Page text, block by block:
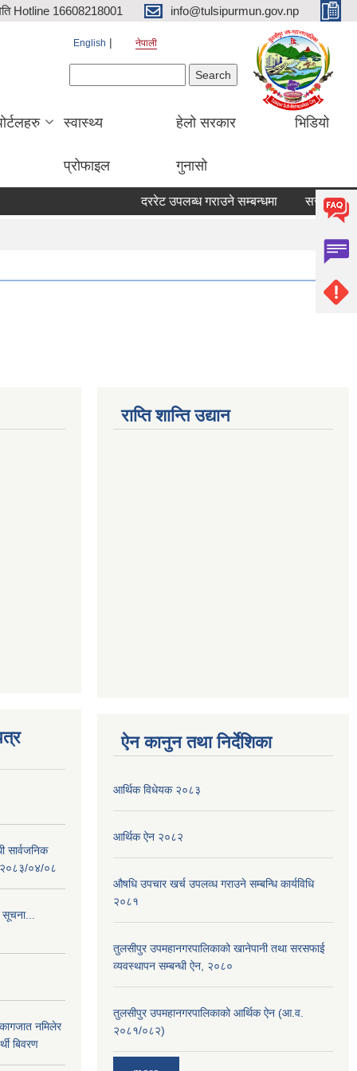
Hotline 16608218001 info@tulsipurmun.gov.np
English नेपाली
स्वास्थ्य
प्रोफाइल
हेलो सरकार
गुनासो
भिडियो
दररेट उपलब्ध गराउने सम्बन्धमा सरुवा
सार्वजनिक
२०८३/०४/०८
नमिलेर
बिवरण
राप्ति शान्ति उद्यान
ऐन कानुन तथा निर्देशिका
आर्थिक विधेयक २०८३
आर्थिक ऐन २०८२
औषधि उपचार खर्च उपलव्ध गराउने सम्बन्धि कार्यविधि
२०८१
तुलसीपुर उपमहानगरपालिकाको खानेपानी तथा सरसफाई
व्यवस्थापन सम्बन्धी ऐन, २०८०
तुलसीपुर उपमहानगरपालिकाको आर्थिक ऐन (आ.व.
२०८१/०८२)